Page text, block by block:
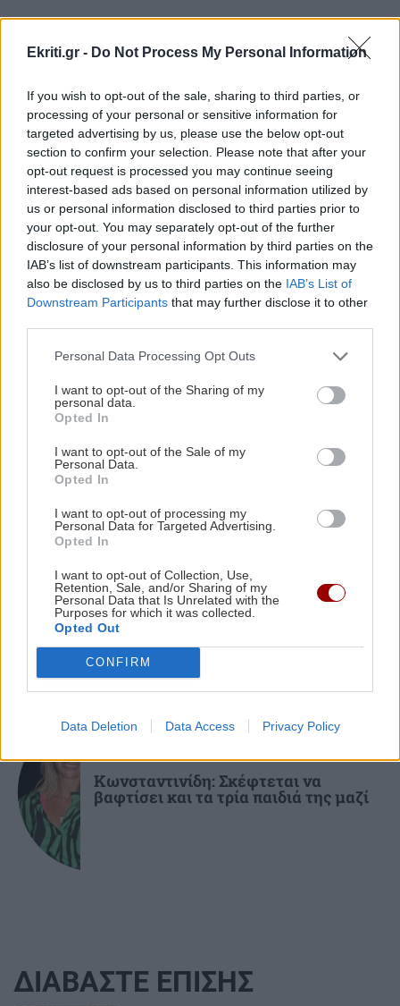
Ekriti.gr - Do Not Process My Personal Information
If you wish to opt-out of the sale, sharing to third parties, or
processing of your personal or sensitive information for
targeted advertising by us, please use the below opt-out
section to confirm your selection. Please note that after your
opt-out request is processed you may continue seeing
interest-based ads based on personal information utilized by
us or personal information disclosed to third parties prior to
your opt-out. You may separately opt-out of the further
disclosure of your personal information by third parties on the
IAB’s list of downstream participants. This information may
also be disclosed by us to third parties on the IAB’s List of
Downstream Participants that may further disclose it to other
Personal Data Processing Opt Outs
I want to opt-out of the Sharing of my
personal data.
Opted In
I want to opt-out of the Sale of my
Personal Data.
Opted In
I want to opt-out of processing my
Personal Data for Targeted Advertising.
Opted In
I want to opt-out of Collection, Use,
Retention, Sale, and/or Sharing of my
Personal Data that Is Unrelated with the
Purposes for which it was collected.
Opted Out
CONFIRM
Data Deletion Data Access Privacy Policy
09:54
ΚΡΗΤΗ
ξεκίνησαν οι εκδηλώσεις για τα 160 χρόνια
09:43
ΚΡΗΤΗ
Τροχαίο στο ΙΤΕ: Μάχη δίχως τέλος για την
20χρονη φοιτήτρια ...
09:32
ΑΦΙΕΡΩΜΑΤΑ
7η Αυγούστου 626 μ.Χ.: Η νύχτα που
"γεννήθηκε" ο Ακάθιστος Ύμνος στην
Κωνσταντινούπολη
09:21
ΚΟΙΝΩΝΙΑ
Πόρτο Γερμενό: Μετρούν τις πληγές τους οι
κάτοικοι -Δεκάδες οι κατοικίες που
καταστράφηκαν από τη φωτιά
ΠΟΛΙΤΙΚΟ ΠΑΡΑΣΚΗΝΙΟ
Στα Χανιά ο Κυριάκος Μητσοτάκης με τη
σύζυγό του -Βρέθηκε σε γνωστό στέκι
(εικόνες)
09:00
GOSSIP - LIFESTYLE
Mike: Τροχαίο ατύχημα για τον ράπερ
ΠΕΡΙΣΣΟΤΕΡΑ
ΚΡΗΤΗ
Κρήτη: Αναχωρούν εκατοντάδες
μετανάστες και την ίδια στιγμή
καταφτάνουν άλλοι...
Υγειονομική θωράκιση για την
Κασταμονίτσα με δωρεά απινιδωτή
Ιαπωνία: Συγκλονιστικό βίντεο από
χειρουργείο την ώρα του σεισμού των
7,1R
Κωνσταντινίδη: Σκέφτεται να
βαφτίσει και τα τρία παιδιά της μαζί
ΔΙΑΒΑΣΤΕ ΕΠΙΣΗΣ